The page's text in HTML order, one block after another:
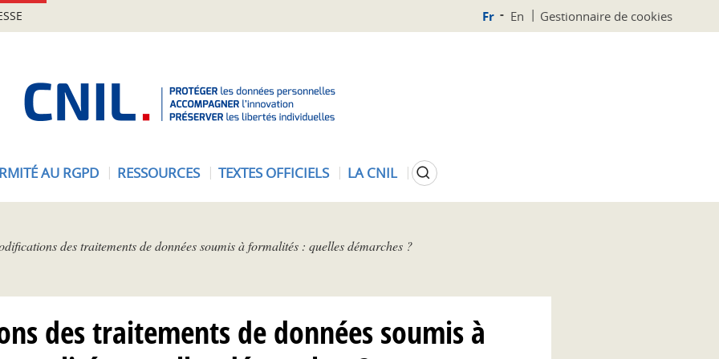
Fr En Gestionnaire de cookies
N
AU RGPD RESSOURCES TEXTES OFFICIELS LA CNIL Rechercher
des traitements de données soumis à formalités : quelles démarches ?
des traitements de données soumis à